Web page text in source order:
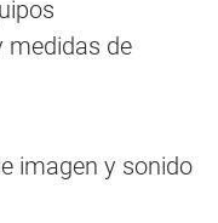
medidas de
imagen y sonido